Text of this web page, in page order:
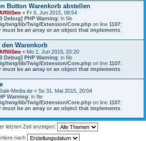
Button Warenkorb abstellen
« Fr 5. Jun 2015, 08:54
Debug] PHP Warning: in file
twig/lib/Twig/Extension/Core.php on line 1107:
must be an array or an object that implements
Warenkorb
« Mo 1. Jun 2015, 20:20
Debug] PHP Warning: in file
twig/lib/Twig/Extension/Core.php on line 1107:
must be an array or an object that implements
Media.de « So 31. Mai 2015, 20:04
Warning: in file
twig/lib/Twig/Extension/Core.php on line 1107:
must be an array or an object that implements
letzten Zeit anzeigen:
nach